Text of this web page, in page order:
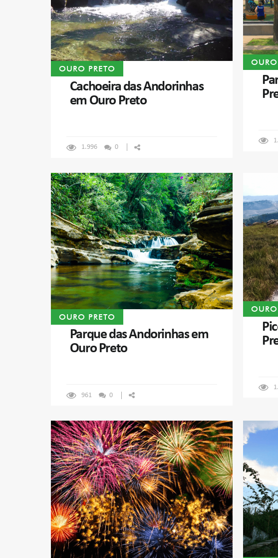
OURO PRETO
Cachoeira das Andorinhas
em Ouro Preto
1.996 0
OURO
OURO PRETO
Parque das Andorinhas em
Ouro Preto
961 0
OURO